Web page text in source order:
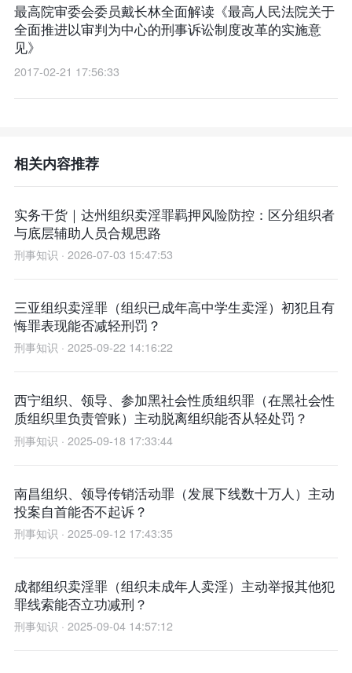
最高院审委会委员戴长林全面解读《最高人民法院关于
全面推进以审判为中心的刑事诉讼制度改革的实施意
见》
2017-02-21 17:56:33
相关内容推荐
实务干货｜达州组织卖淫罪羁押风险防控：区分组织者
与底层辅助人员合规思路
刑事知识 · 2026-07-03 15:47:53
三亚组织卖淫罪（组织已成年高中学生卖淫）初犯且有
悔罪表现能否减轻刑罚？
刑事知识 · 2025-09-22 14:16:22
西宁组织、领导、参加黑社会性质组织罪（在黑社会性
质组织里负责管账）主动脱离组织能否从轻处罚？
刑事知识 · 2025-09-18 17:33:44
南昌组织、领导传销活动罪（发展下线数十万人）主动
投案自首能否不起诉？
刑事知识 · 2025-09-12 17:43:35
成都组织卖淫罪（组织未成年人卖淫）主动举报其他犯
罪线索能否立功减刑？
刑事知识 · 2025-09-04 14:57:12